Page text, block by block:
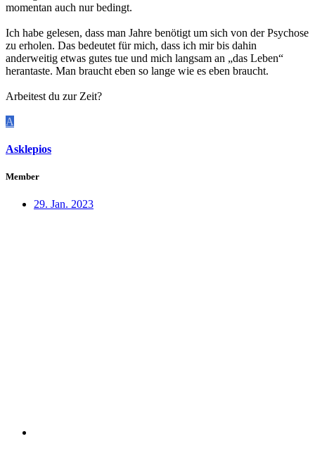
momentan auch nur bedingt.
Ich habe gelesen, dass man Jahre benötigt um sich von der Psychose
zu erholen. Das bedeutet für mich, dass ich mir bis dahin
anderweitig etwas gutes tue und mich langsam an „das Leben“
herantaste. Man braucht eben so lange wie es eben braucht.
Arbeitest du zur Zeit?
A
Asklepios
Member
29. Jan. 2023